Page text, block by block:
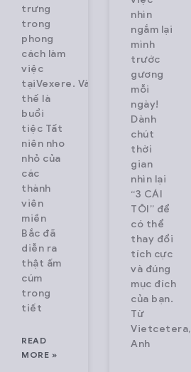
trưng
trong
phong
cách làm
việc
tạiVexere. Và
thế là
buổi
tiệc Tất
niên nho
nhỏ của
các
thành
viên
miền
Bắc đã
diễn ra
thật ấm
cúm
trong
tiết
READ
MORE »
nhìn
ngắm lại
mình
trước
gương
mỗi
ngày!
Dành
chút
thời
gian
nhìn lại
“3 CÁI
TÔI” để
có thể
thay đổi
tích cực
và đúng
mục đích
của bạn.
Từ
Vietcetera,
Anh